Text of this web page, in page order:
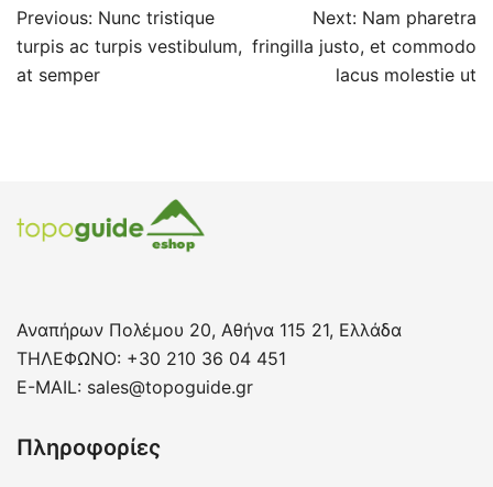
Πλοήγηση
άρθρων
Previous: Nunc tristique
turpis ac turpis vestibulum,
at semper
Next: Nam pharetra
fringilla justo, et commodo
lacus molestie ut
Αναπήρων Πολέμου 20, Αθήνα 115 21, Ελλάδα
ΤΗΛΕΦΩΝΟ: +30 210 36 04 451
E-MAIL: sales@topoguide.gr
Πληροφορίες